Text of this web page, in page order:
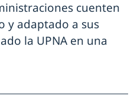
cuenten
y adaptado a sus
la UPNA en una